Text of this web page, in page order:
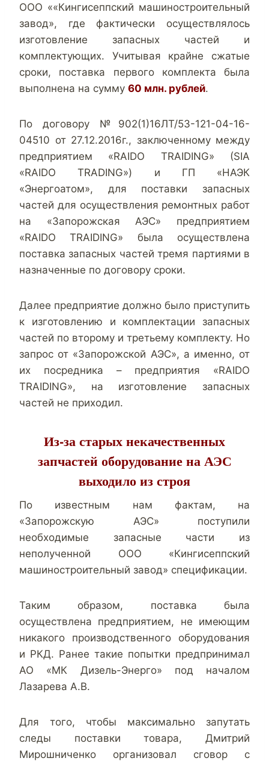
ООО ««Кингисеппский машиностроительный
завод», где фактически осуществлялось
изготовление запасных частей и
комплектующих. Учитывая крайне сжатые
сроки, поставка первого комплекта была
выполнена на сумму 60 млн. рублей.
По договору №902(1)16ЛТ/53-121-04-16-
04510 от 27.12.2016г., заключенному между
предприятием «RAIDO TRAIDING» (SIA
«RAIDO TRADING») и ГП «НАЭК
«Энергоатом», для поставки запасных
частей для осуществления ремонтных работ
на «Запорожская АЭС» предприятием
«RAIDO TRAIDING» была осуществлена
поставка запасных частей тремя партиями в
назначенные по договору сроки.
Далее предприятие должно было приступить
к изготовлению и комплектации запасных
частей по второму и третьему комплекту. Но
запрос от «Запорожской АЭС», а именно, от
их посредника – предприятия «RAIDO
TRAIDING», на изготовление запасных
частей не приходил.
Из-за старых некачественных
запчастей оборудование на АЭС
выходило из строя
По известным нам фактам, на
«Запорожскую АЭС» поступили
необходимые запасные части из
неполученной ООО «Кингисеппский
машиностроительный завод» спецификации.
Таким образом, поставка была
осуществлена предприятием, не имеющим
никакого производственного оборудования
и РКД. Ранее такие попытки предпринимал
АО «МК Дизель-Энерго» под началом
Лазарева А.В.
Для того, чтобы максимально запутать
следы поставки товара, Дмитрий
Мирошниченко организовал сговор с